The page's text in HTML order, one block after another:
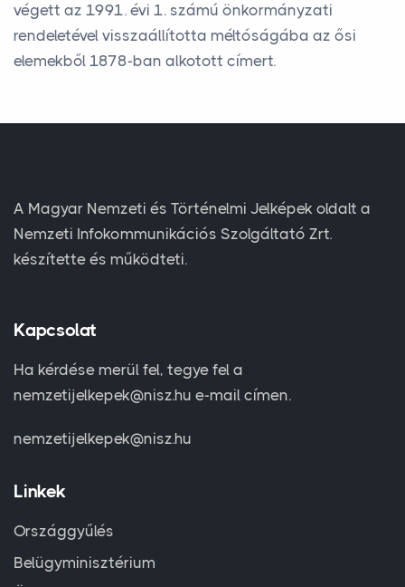
végett az 1991. évi 1. számú önkormányzati
rendeletével visszaállította méltóságába az ősi
elemekből 1878-ban alkotott címert.
A Magyar Nemzeti és Történelmi Jelképek oldalt a
Nemzeti Infokommunikációs Szolgáltató Zrt.
készítette és működteti.
Kapcsolat
Ha kérdése merül fel, tegye fel a
nemzetijelkepek@nisz.hu e-mail címen.
nemzetijelkepek@nisz.hu
Linkek
Országgyűlés
Belügyminisztérium